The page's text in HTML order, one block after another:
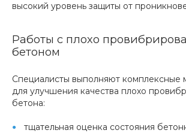
высокий уровень защиты от
Работы с плохо
бетоном
Специалисты выполняют комплексные
для улучшения качества плохо
бетона:
тщательная оценка состояния